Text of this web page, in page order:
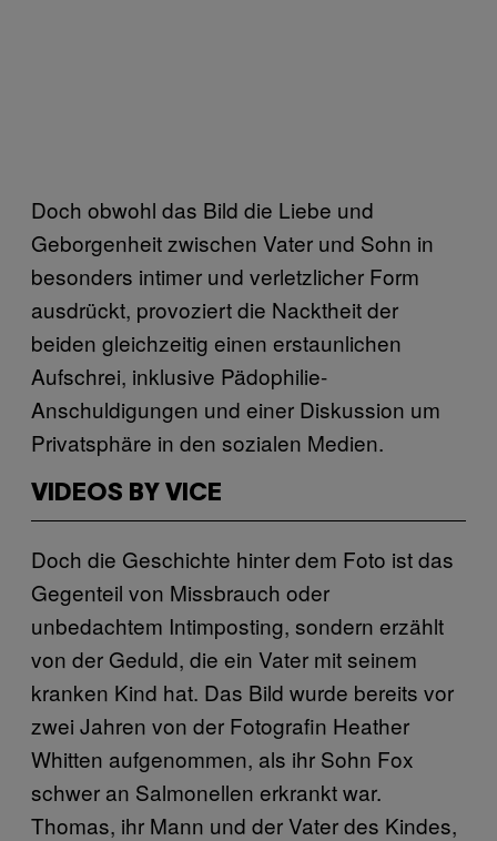
Doch obwohl das Bild die Liebe und
Geborgenheit zwischen Vater und Sohn in
besonders intimer und verletzlicher Form
ausdrückt, provoziert die Nacktheit der
beiden gleichzeitig einen erstaunlichen
Aufschrei, inklusive Pädophilie-
Anschuldigungen und einer Diskussion um
Privatsphäre in den sozialen Medien.
VIDEOS BY VICE
Doch die Geschichte hinter dem Foto ist das
Gegenteil von Missbrauch oder
unbedachtem Intimposting, sondern erzählt
von der Geduld, die ein Vater mit seinem
kranken Kind hat. Das Bild wurde bereits vor
zwei Jahren von der Fotografin Heather
Whitten aufgenommen, als ihr Sohn Fox
schwer an Salmonellen erkrankt war.
Thomas, ihr Mann und der Vater des Kindes,